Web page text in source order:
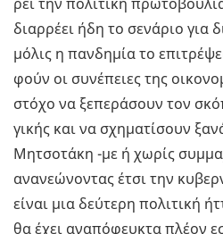
διαρ­ρέ­ει ήδη το σε­νά­ριο για
μόλις η παν­δη­μία το
φούν οι συ­νέ­πειες της
στόχο να ξε­πε­ρά­σουν τον
γι­κής και να σχη­μα­τί­σουν
Μη­τσο­τά­κη -με ή χωρίς
ανα­νε­ώ­νο­ντας έτσι την
είναι μια δεύ­τε­ρη πο­λι­τι­κή
θα έχει ανα­πό­φευ­κτα πλέον